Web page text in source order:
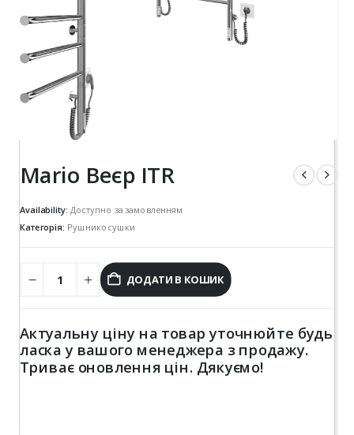
Mario Веєр ITR
Availability: Доступно за замовленням
Категорія: Рушникосушки
ДОДАТИ В КОШИК
Актуальну ціну на товар уточнюйте будь
ласка у вашого менеджера з продажу.
Триває оновлення цін. Дякуємо!